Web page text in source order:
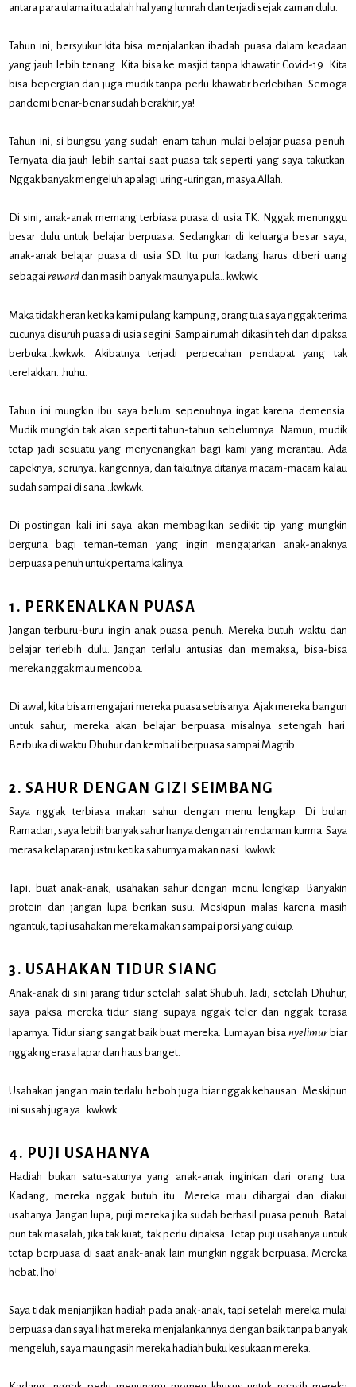
antara para ulama itu adalah hal yang lumrah dan terjadi sejak zaman dulu.
Tahun ini, bersyukur kita bisa menjalankan ibadah puasa dalam keadaan
yang jauh lebih tenang. Kita bisa ke masjid tanpa khawatir Covid-19. Kita
bisa bepergian dan juga mudik tanpa perlu khawatir berlebihan. Semoga
pandemi benar-benar sudah berakhir, ya!
Tahun ini, si bungsu yang sudah enam tahun mulai belajar puasa penuh.
Ternyata dia jauh lebih santai saat puasa tak seperti yang saya takutkan.
Nggak banyak mengeluh apalagi uring-uringan, masya Allah.
Di sini, anak-anak memang terbiasa puasa di usia TK. Nggak menunggu
besar dulu untuk belajar berpuasa. Sedangkan di keluarga besar saya,
anak-anak belajar puasa di usia SD. Itu pun kadang harus diberi uang
sebagairewarddan masih banyak maunya pula...kwkwk.
Maka tidak heran ketika kami pulang kampung, orang tua saya nggak terima
cucunya disuruh puasa di usia segini. Sampai rumah dikasih teh dan dipaksa
berbuka…kwkwk. Akibatnya terjadi perpecahan pendapat yang tak
terelakkan…huhu.
Tahun ini mungkin ibu saya belum sepenuhnya ingat karena demensia.
Mudik mungkin tak akan seperti tahun-tahun sebelumnya. Namun, mudik
tetap jadi sesuatu yang menyenangkan bagi kami yang merantau. Ada
capeknya, serunya, kangennya, dan takutnya ditanya macam-macam kalau
sudah sampai di sana…kwkwk.
Di postingan kali ini saya akan membagikan sedikit tip yang mungkin
berguna bagi teman-teman yang ingin mengajarkan anak-anaknya
berpuasa penuh untuk pertama kalinya.
1. PERKENALKAN PUASA
Jangan terburu-buru ingin anak puasa penuh. Mereka butuh waktu dan
belajar terlebih dulu. Jangan terlalu antusias dan memaksa, bisa-bisa
mereka nggak mau mencoba.
Di awal, kita bisa mengajari mereka puasa sebisanya. Ajak mereka bangun
untuk sahur, mereka akan belajar berpuasa misalnya setengah hari.
Berbuka di waktu Dhuhur dan kembali berpuasa sampai Magrib.
2. SAHUR DENGAN GIZI SEIMBANG
Saya nggak terbiasa makan sahur dengan menu lengkap. Di bulan
Ramadan, saya lebih banyak sahur hanya dengan air rendaman kurma. Saya
merasa kelaparan justru ketika sahurnya makan nasi…kwkwk.
Tapi, buat anak-anak, usahakan sahur dengan menu lengkap. Banyakin
protein dan jangan lupa berikan susu. Meskipun malas karena masih
ngantuk, tapi usahakan mereka makan sampai porsi yang cukup.
3. USAHAKAN TIDUR SIANG
Anak-anak di sini jarang tidur setelah salat Shubuh. Jadi, setelah Dhuhur,
saya paksa mereka tidur siang supaya nggak teler dan nggak terasa
laparnya. Tidur siang sangat baik buat mereka. Lumayan bisa nyelimur biar
nggak ngerasa lapar dan haus banget.
Usahakan jangan main terlalu heboh juga biar nggak kehausan. Meskipun
ini susah juga ya…kwkwk.
4. PUJI USAHANYA
Hadiah bukan satu-satunya yang anak-anak inginkan dari orang tua.
Kadang, mereka nggak butuh itu. Mereka mau dihargai dan diakui
usahanya. Jangan lupa, puji mereka jika sudah berhasil puasa penuh. Batal
pun tak masalah, jika tak kuat, tak perlu dipaksa. Tetap puji usahanya untuk
tetap berpuasa di saat anak-anak lain mungkin nggak berpuasa. Mereka
hebat, lho!
Saya tidak menjanjikan hadiah pada anak-anak, tapi setelah mereka mulai
berpuasa dan saya lihat mereka menjalankannya dengan baik tanpa banyak
mengeluh, saya mau ngasih mereka hadiah buku kesukaan mereka.